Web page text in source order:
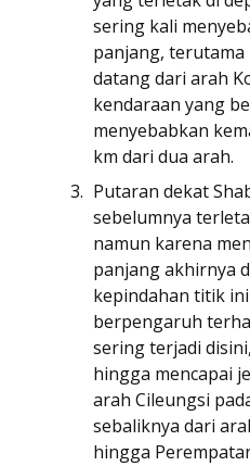
sering kali
panjang,
datang dari arah
kendaraan yang
menyebabkan
km dari dua arah.
Putaran dekat
sebelumnya
namun karena
panjang akhirnya
kepindahan titik
berpengaruh
sering terjadi
hingga mencapai
arah Cileungsi
sebaliknya dari
hingga